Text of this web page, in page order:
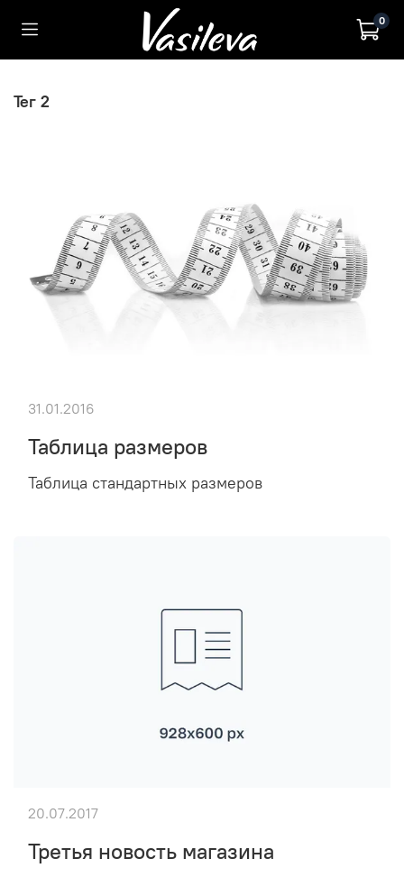
0
тег 2
Таблица размеров
Таблица стандартных размеров
31.01.2016
Третья новость магазина
20.07.2017